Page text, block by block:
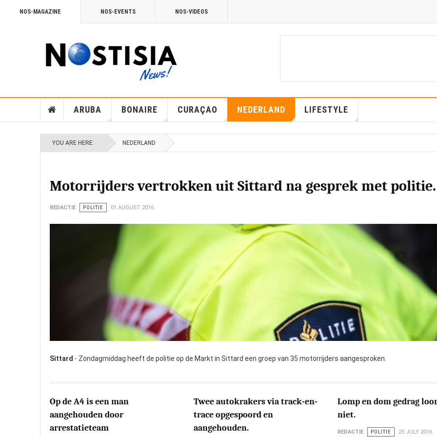
NOS-MAGAZINE NOS-EVENTS NOS-VIDEOS
ARUBA BONAIRE CURAÇAO NEDERLAND LIFESTYLE
YOU ARE HERE: NEDERLAND
Motorrijders vertrokken uit Sittard na gesprek met politie.
REDACTIE POLITIE 01 AUGUST 2016
Sittard - Zondagmiddag heeft de politie op de Markt in Sittard een groep van 35 motorrijders aangesproken.
Op de A4 is een man
aangehouden door
arrestatieteam
Twee autokrakers via track-en-
trace opgespoord en
aangehouden.
Lomp en dom gedrag
niet.
REDACTIE POLITIE 25 JULY 2016